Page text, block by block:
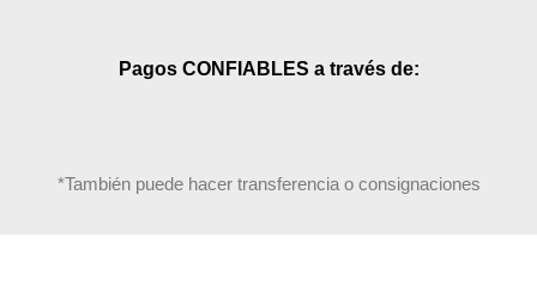
Pagos CONFIABLES a través de:
*También puede hacer transferencia o consignaciones